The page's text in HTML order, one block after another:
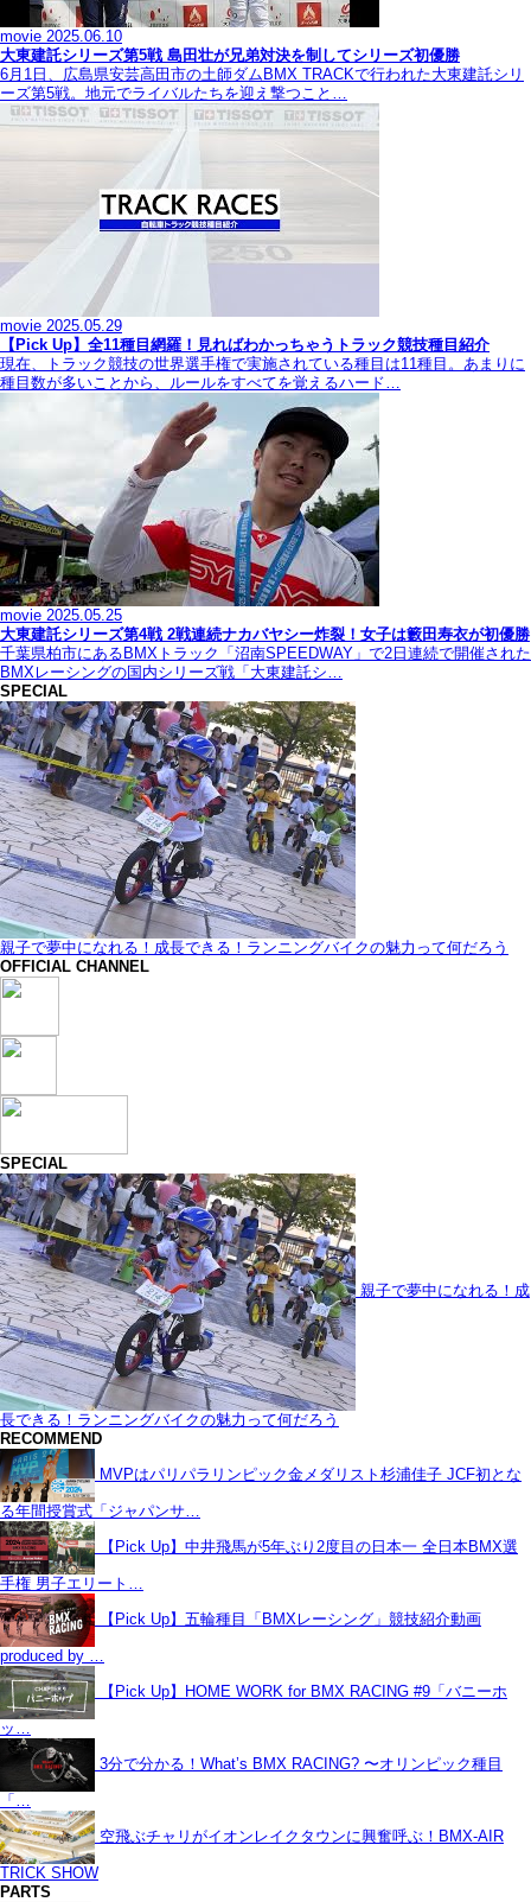
movie 2025.06.10
大東建託シリーズ第5戦 島田壮が兄弟対決を制してシリーズ初優勝
6月1日、広島県安芸高田市の土師ダムBMX TRACKで行われた大東建託シリ
ーズ第5戦。地元でライバルたちを迎え撃つこと…
movie 2025.05.29
【Pick Up】全11種目網羅！見ればわかっちゃうトラック競技種目紹介
現在、トラック競技の世界選手権で実施されている種目は11種目。あまりに
種目数が多いことから、ルールをすべてを覚えるハード…
movie 2025.05.25
大東建託シリーズ第4戦 2戦連続ナカバヤシー炸裂！女子は籔田寿衣が初優勝
千葉県柏市にあるBMXトラック「沼南SPEEDWAY」で2日連続で開催された
BMXレーシングの国内シリーズ戦「大東建託シ…
SPECIAL
親子で夢中になれる！成長できる！ランニングバイクの魅力って何だろう
OFFICIAL CHANNEL
SPECIAL
親子で夢中になれる！成
長できる！ランニングバイクの魅力って何だろう
RECOMMEND
MVPはパリパラリンピック金メダリスト杉浦佳子 JCF初とな
る年間授賞式「ジャパンサ…
【Pick Up】中井飛馬が5年ぶり2度目の日本一 全日本BMX選
手権 男子エリート…
【Pick Up】五輪種目「BMXレーシング」競技紹介動画
produced by …
【Pick Up】HOME WORK for BMX RACING #9「バニーホ
ッ…
3分で分かる！What’s BMX RACING? 〜オリンピック種目
「…
空飛ぶチャリがイオンレイクタウンに興奮呼ぶ！BMX-AIR
TRICK SHOW
PARTS